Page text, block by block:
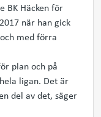
BK Häcken för
när han gick
med förra
plan och på
ligan. Det är
del av det, säger